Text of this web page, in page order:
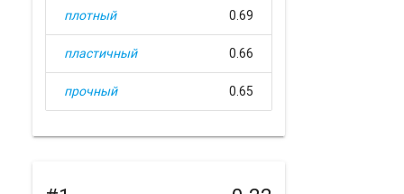
плотный 0.69
пластичный 0.66
прочный 0.65